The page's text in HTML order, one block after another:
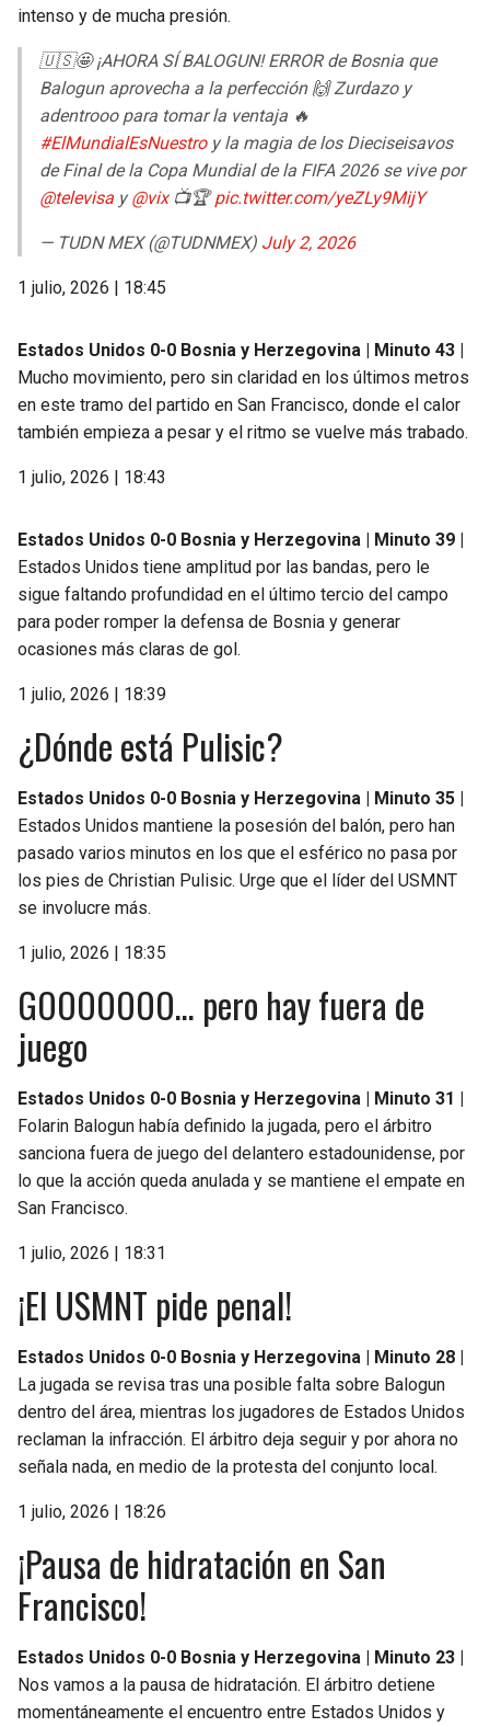
intenso y de mucha presión.
🇺🇸🤩 ¡AHORA SÍ BALOGUN! ERROR de Bosnia que
Balogun aprovecha a la perfección 🙌 Zurdazo y
adentrooo para tomar la ventaja 🔥
#ElMundialEsNuestroy la magia de los Dieciseisavos
de Final de la Copa Mundial de la FIFA 2026 se vive por
@televisa y@vix📺🏆pic.twitter.com/yeZLy9MijY
— TUDN MEX (@TUDNMEX) July 2, 2026
1 julio, 2026 | 18:45
Estados Unidos 0-0 Bosnia y Herzegovina | Minuto 43 |
Mucho movimiento, pero sin claridad en los últimos metros
en este tramo del partido en San Francisco, donde el calor
también empieza a pesar y el ritmo se vuelve más trabado.
1 julio, 2026 | 18:43
Estados Unidos 0-0 Bosnia y Herzegovina | Minuto 39 |
Estados Unidos tiene amplitud por las bandas, pero le
sigue faltando profundidad en el último tercio del campo
para poder romper la defensa de Bosnia y generar
ocasiones más claras de gol.
1 julio, 2026 | 18:39
¿Dónde está Pulisic?
Estados Unidos 0-0 Bosnia y Herzegovina | Minuto 35 |
Estados Unidos mantiene la posesión del balón, pero han
pasado varios minutos en los que el esférico no pasa por
los pies de Christian Pulisic. Urge que el líder del USMNT
se involucre más.
1 julio, 2026 | 18:35
GOOOOOOO… pero hay fuera de
juego
Estados Unidos 0-0 Bosnia y Herzegovina | Minuto 31 |
Folarin Balogun había definido la jugada, pero el árbitro
sanciona fuera de juego del delantero estadounidense, por
lo que la acción queda anulada y se mantiene el empate en
San Francisco.
1 julio, 2026 | 18:31
¡El USMNT pide penal!
Estados Unidos 0-0 Bosnia y Herzegovina | Minuto 28 |
La jugada se revisa tras una posible falta sobre Balogun
dentro del área, mientras los jugadores de Estados Unidos
reclaman la infracción. El árbitro deja seguir y por ahora no
señala nada, en medio de la protesta del conjunto local.
1 julio, 2026 | 18:26
¡Pausa de hidratación en San
Francisco!
Estados Unidos 0-0 Bosnia y Herzegovina | Minuto 23 |
Nos vamos a la pausa de hidratación. El árbitro detiene
momentáneamente el encuentro entre Estados Unidos y